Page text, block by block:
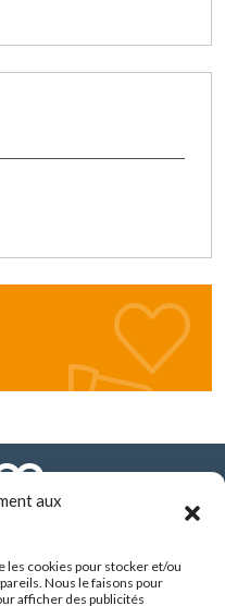
aux
les cookies pour stocker et/ou
Nous le faisons pour
afficher des publicités
ARHM
- BP 8252